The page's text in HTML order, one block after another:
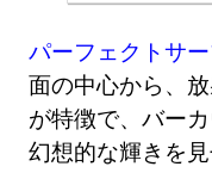
パーフェクトサ
面の中心から、
が特徴で、バー
幻想的な輝きを見